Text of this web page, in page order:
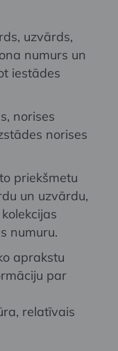
uzvārds,
numurs un
iestādes
norises
norises
priekšmetu
un uzvārdu,
numuru.
aprakstu
par
relatīvais